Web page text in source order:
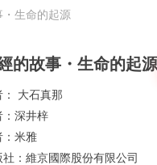
・生命的起源
的故事・生命的起源
大石真那
深井梓
米雅
： 維京國際股份有限公司